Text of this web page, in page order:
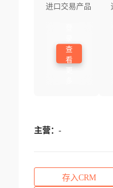
进口交易产品
查
看
主营： -
存入CRM